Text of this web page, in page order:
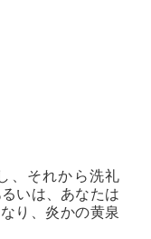
、それから洗礼
いは、あなたは
り、炎かの黄泉